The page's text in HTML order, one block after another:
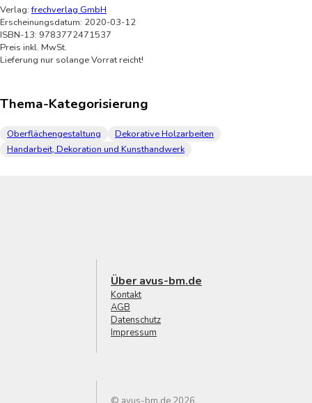
Verlag:frechverlag GmbH
Erscheinungsdatum: 2020-03-12
ISBN-13: 9783772471537
Preis inkl. MwSt.
Lieferung nur solange Vorrat reicht!
Thema-Kategorisierung
Oberflächengestaltung
Dekorative Holzarbeiten
Handarbeit, Dekoration und Kunsthandwerk
Über avus-bm.de
Kontakt
AGB
Datenschutz
Impressum